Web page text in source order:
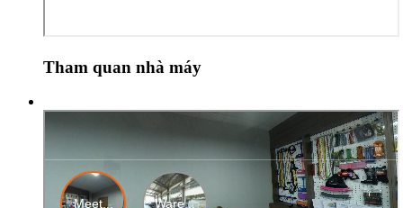
Tham quan nhà máy